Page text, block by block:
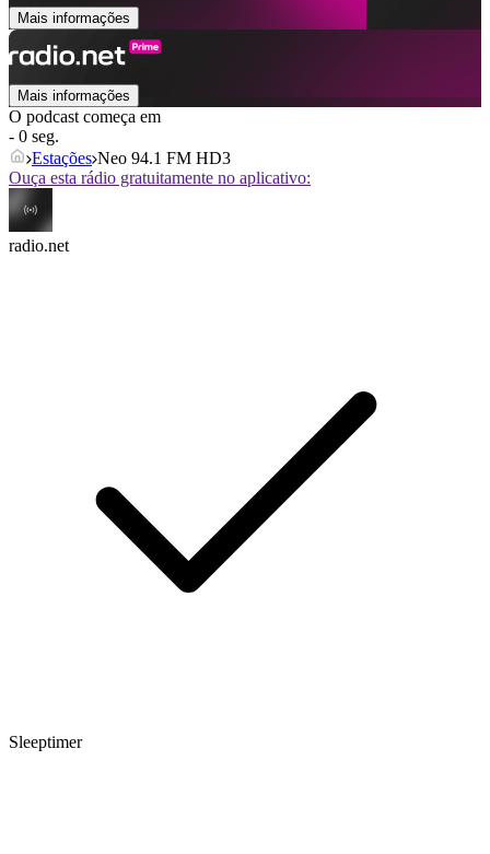
Mais informações
Mais informações
O podcast começa em
- 0 seg.
Estações Neo 94.1 FM HD3
Ouça esta rádio gratuitamente no aplicativo:
radio.net
Sleeptimer